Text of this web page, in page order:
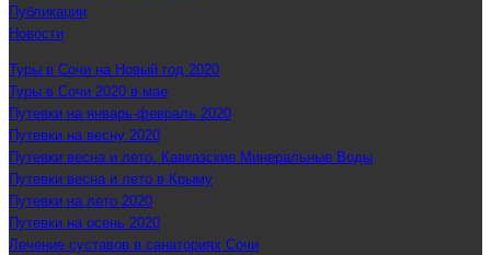
Публикации
Новости
Туры в Сочи на Новый год 2020
Туры в Сочи 2020 в мае
Путевки на январь-февраль 2020
Путевки на весну 2020
Путевки весна и лето. Кавказские Минеральные Воды
Путевки весна и лето в Крыму
Путевки на лето 2020
Путевки на осень 2020
Лечение суставов в санаториях Сочи